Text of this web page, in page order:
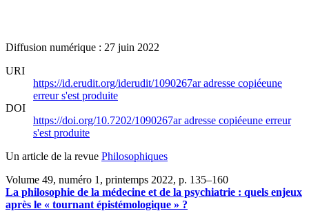
Diffusion numérique : 27 juin 2022
URI
https://id.erudit.org/iderudit/1090267aradresse copiéeune
erreur s'est produite
DOI
https://doi.org/10.7202/1090267aradresse copiéeune erreur
s'est produite
Un article de la revue Philosophiques
Volume 49, numéro 1, printemps 2022, p. 135–160
La philosophie de la médecine et de la psychiatrie : quels enjeux
après le « tournant épistémologique » ?